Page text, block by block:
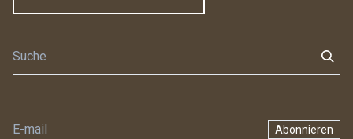
Abonnieren